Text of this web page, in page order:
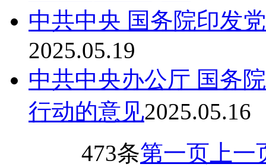
中共中央 国务院印发
2025.05.19
中共中央办公厅 国务
行动的意见2025.05.16
473条第一页 上一